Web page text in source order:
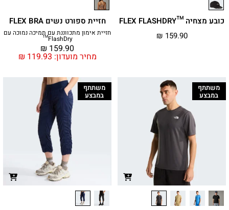
כובע מצחיה ™FLEX FLASHDRY
₪ 159.90
חזיית ספורט נשים FLEX BRA
חזיית אימון מתכווננת עם תמיכה נמוכה עם
FlashDry™
מחיר מועדון: ₪ 119.93
₪ 159.90
משתתף
במבצע
משתתף
במבצע